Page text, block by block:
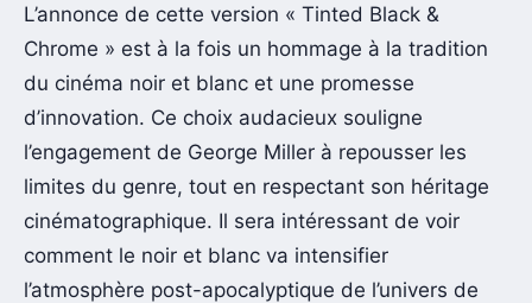
L’annonce de cette version « Tinted Black &
Chrome » est à la fois un hommage à la tradition
du cinéma noir et blanc et une promesse
d’innovation. Ce choix audacieux souligne
l’engagement de George Miller à repousser les
limites du genre, tout en respectant son héritage
cinématographique. Il sera intéressant de voir
comment le noir et blanc va intensifier
l’atmosphère post-apocalyptique de l’univers de